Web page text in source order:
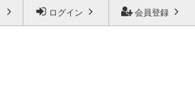
会員登録
ログイン